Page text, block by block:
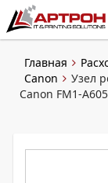
Главная
Canon
Узел
Canon FM1-